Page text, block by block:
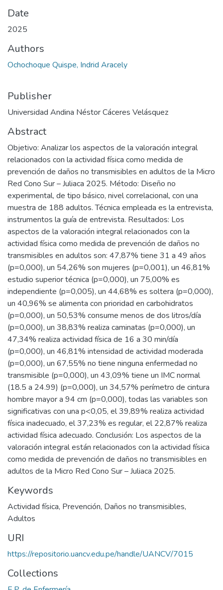
Date
2025
Authors
Ochochoque Quispe, Indrid Aracely
Publisher
Universidad Andina Néstor Cáceres Velásquez
Abstract
Objetivo: Analizar los aspectos de la valoración integral
relacionados con la actividad física como medida de
prevención de daños no transmisibles en adultos de la Micro
Red Cono Sur – Juliaca 2025. Método: Diseño no
experimental, de tipo básico, nivel correlacional, con una
muestra de 188 adultos. Técnica empleada es la entrevista,
instrumentos la guía de entrevista. Resultados: Los
aspectos de la valoración integral relacionados con la
actividad física como medida de prevención de daños no
transmisibles en adultos son: 47,87% tiene 31 a 49 años
(p=0,000), un 54,26% son mujeres (p=0,001), un 46,81%
estudio superior técnica (p=0,000), un 75,00% es
independiente (p=0,005), un 44,68% es soltera (p=0,000),
un 40,96% se alimenta con prioridad en carbohidratos
(p=0,000), un 50,53% consume menos de dos litros/día
(p=0,000), un 38,83% realiza caminatas (p=0,000), un
47,34% realiza actividad física de 16 a 30 min/día
(p=0,000), un 46,81% intensidad de actividad moderada
(p=0,000), un 67,55% no tiene ninguna enfermedad no
transmisible (p=0,000), un 43,09% tiene un IMC normal
(18.5 a 24.99) (p=0,000), un 34,57% perímetro de cintura
hombre mayor a 94 cm (p=0,000), todas las variables son
significativas con una p<0,05, el 39,89% realiza actividad
física inadecuado, el 37,23% es regular, el 22,87% realiza
actividad física adecuado. Conclusión: Los aspectos de la
valoración integral están relacionados con la actividad física
como medida de prevención de daños no transmisibles en
adultos de la Micro Red Cono Sur – Juliaca 2025.
Keywords
Actividad física, Prevención, Daños no transmisibles,
Adultos
URI
https://repositorio.uancv.edu.pe/handle/UANCV/7015
Collections